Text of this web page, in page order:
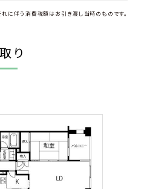
に伴う消費税額はお引き渡し当時のものです。
り